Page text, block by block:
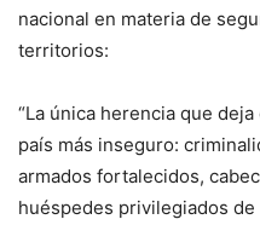
nacional en materia de
territorios:
“La única herencia que
país más inseguro:
armados fortalecidos,
huéspedes privilegiados